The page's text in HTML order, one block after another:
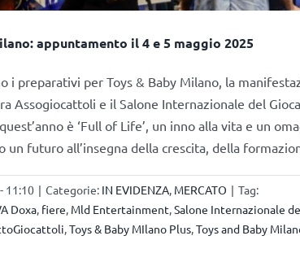
appuntamento il 4 e 5 maggio 2025
i preparativi per Toys & Baby Milano, la
Assogiocattoli e il Salone Internazionale del
è ‘Full of Life’, un inno alla vita e un
un futuro all’insegna della crescita, della
11:10 | Categorie: IN EVIDENZA, MERCATO | Tag:
Doxa, fiere, Mld Entertainment,Salone Internazionale
,Toys & Baby MIlano Plus,Toys and Baby